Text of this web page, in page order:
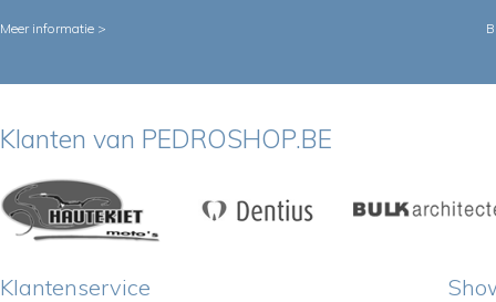
Meer informatie >
Klanten van PEDROSHOP.BE
Klantenservice